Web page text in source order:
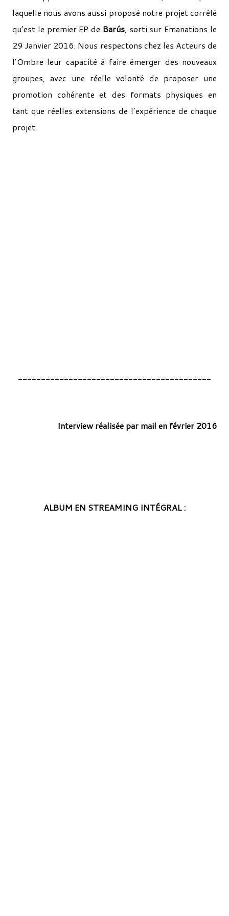
laquelle nous avons aussi proposé notre projet corrélé
qu’est le premier EP de Barús, sorti sur Emanations le
29 Janvier 2016. Nous respectons chez les Acteurs de
l’Ombre leur capacité à faire émerger des nouveaux
groupes, avec une réelle volonté de proposer une
promotion cohérente et des formats physiques en
tant que réelles extensions de l’expérience de chaque
projet.
__________________________________________
Interview réalisée par mail en février 2016
ALBUM EN STREAMING INTÉGRAL :